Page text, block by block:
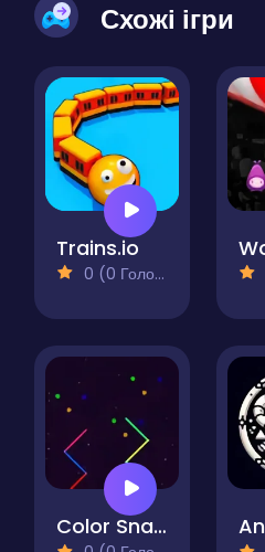
Схожі ігри
Trains.io
0 (0 Голосів)
Color Snake